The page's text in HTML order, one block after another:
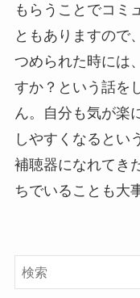
もらうことでコミ
ともありますので
つめられた時には
すか？という話を
ん。自分も気が楽
しやすくなるとい
補聴器になれてき
ちでいることも大